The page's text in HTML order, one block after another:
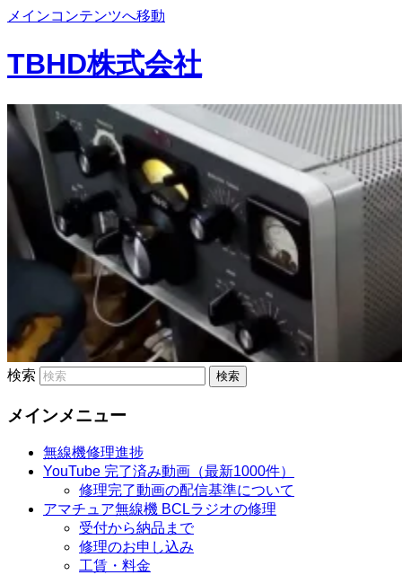
メインコンテンツへ移動
TBHD株式会社
検索
メインメニュー
無線機修理進捗
YouTube 完了済み動画（最新1000件）
修理完了動画の配信基準について
アマチュア無線機 BCLラジオの修理
受付から納品まで
修理のお申し込み
工賃・料金